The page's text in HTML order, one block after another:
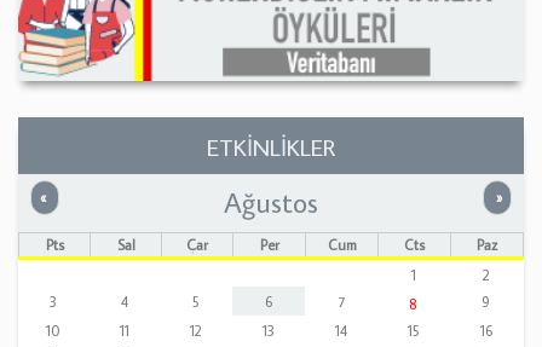
ETKİNLİKLER
« Önceki »
Ağustos
Pts Sal Çar Per Cum Cts
Paz
1
2
3
4 5 6 7 8
9
10
11 12 13 14 15
16